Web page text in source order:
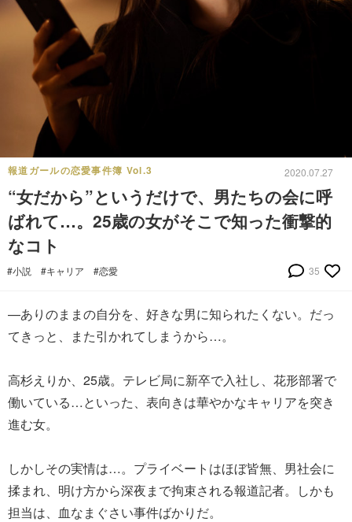
報道ガールの恋愛事件簿 Vol.3 2020.07.27
“女だから”というだけで、男たちの会に呼
ばれて…。25歳の女がそこで知った衝撃的
なコト
#小説 #キャリア #恋愛 35
—ありのままの自分を、好きな男に知られたくない。だっ
てきっと、また引かれてしまうから…。
高杉えりか、25歳。テレビ局に新卒で入社し、花形部署で
働いている…といった、表向きは華やかなキャリアを突き
進む女。
しかしその実情は…。プライベートはほぼ皆無、男社会に
揉まれ、明け方から深夜まで拘束される報道記者。しかも
担当は、血なまぐさい事件ばかりだ。